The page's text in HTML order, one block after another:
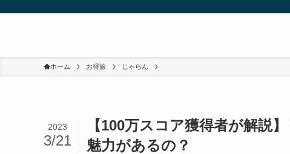
ホーム お得旅 じゃらん
【100万スコア獲得者が解説
魅力があるの？
2023
3/21